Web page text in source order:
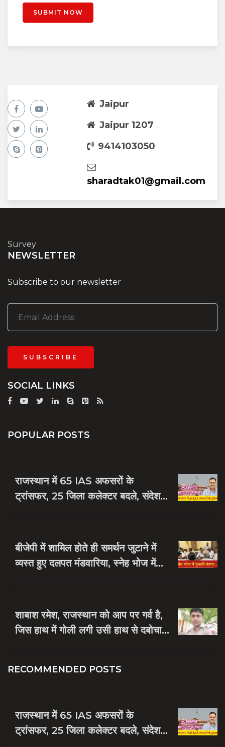
SUBMIT NOW
Jaipur
Jaipur 1207
9414103050
sharadtak01@gmail.com
Survey
NEWSLETTER
Subscribe to our newsletter
SUBSCRIBE
SOCIAL LINKS
POPULAR POSTS
राजस्थान में 65 IAS अफसरों के
ट्रांसफर, 25 जिला कलेक्टर बदले, संदेश
बीजेपी में शामिल होते ही समर्थन जुटाने में
व्यस्त हुए दलपत मंडवारिया, स्नेह भोज में
शाबाश रमेश, राजस्थान को आप पर गर्व है,
जिस हाथ में गोली लगी उसी हाथ से दबोचा
RECOMMENDED POSTS
राजस्थान में 65 IAS अफसरों के
ट्रांसफर, 25 जिला कलेक्टर बदले, संदेश